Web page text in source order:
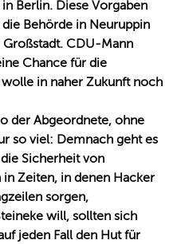
Berlin. Diese Vorgaben
Behörde in Neuruppin
CDU-Mann
Chance für die
in naher Zukunft noch
der Abgeordnete, ohne
so viel: Demnach geht es
Sicherheit von
Zeiten, in denen Hacker
sorgen,
will, sollten sich
jeden Fall den Hut für